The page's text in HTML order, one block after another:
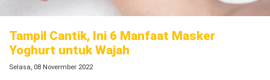
Tampil Cantik, Ini 6 Manfaat Masker
Yoghurt untuk Wajah
Selasa, 08 Novermber 2022